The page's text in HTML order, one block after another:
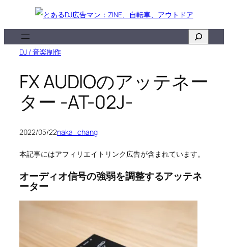
容
を
DJ / 音楽制作
FX AUDIOのアッテネー
ター -AT-02J-
2022/05/22naka_chang
本記事にはアフィリエイトリンク広告が含まれています。
オーディオ信号の強弱を調整するアッテネ
ーター